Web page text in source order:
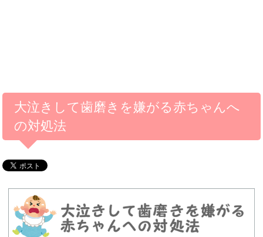
大泣きして歯磨きを嫌がる赤ちゃんへ
の対処法